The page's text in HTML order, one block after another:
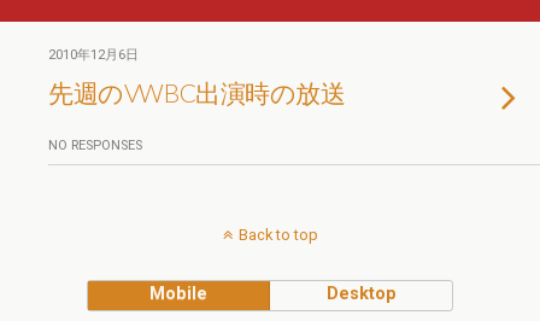
2010年12月6日
先週のVWBC出演時の放送
NO RESPONSES
Back to top
Mobile Desktop